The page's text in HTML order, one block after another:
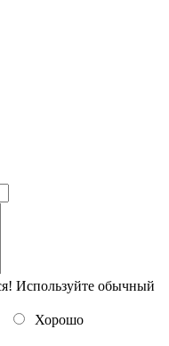
Используйте обычный
Хорошо